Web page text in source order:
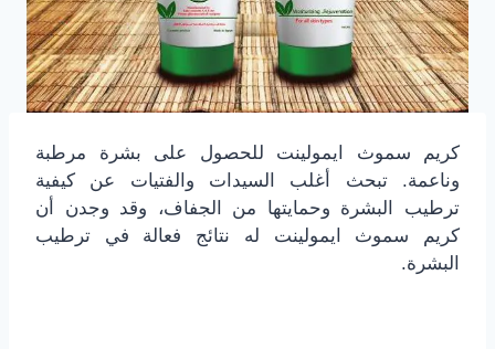
كريم سموث ايمولينت للحصول على بشرة مرطبة
وناعمة. تبحث أغلب السيدات والفتيات عن كيفية
ترطيب البشرة وحمايتها من الجفاف، وقد وجدن أن
كريم سموث ايمولينت له نتائج فعالة في ترطيب
البشرة.